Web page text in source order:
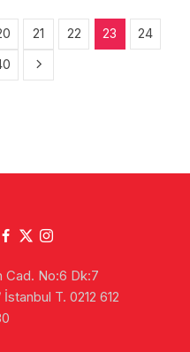
21 22 23 24
Cad. No:6 Dk:7
T. 0212 612